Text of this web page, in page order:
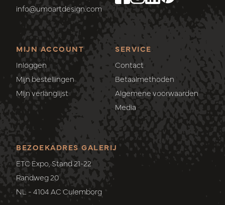
info@umoartdesign.com
MIJN ACCOUNT
Inloggen
Mijn bestellingen
Mijn verlanglijst
SERVICE
Contact
Betaalmethoden
Algemene voorwaarden
Media
BEZOEKADRES GALERIJ
ETC Expo, Stand 21-22
Randweg 20
NL - 4104 AC Culemborg